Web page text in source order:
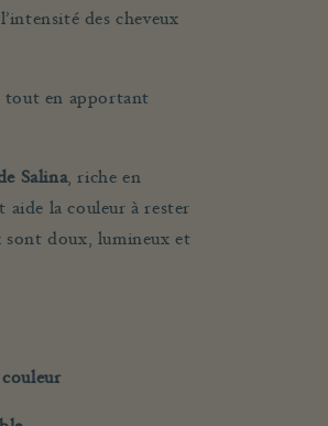
des cheveux
tout en apportant
Salina, riche en
la couleur à rester
sont doux, lumineux et